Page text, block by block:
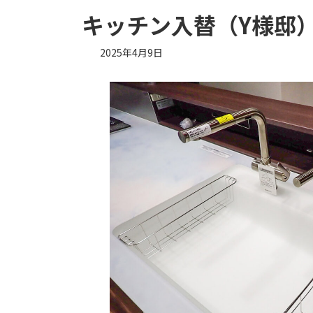
キッチン入替（Y様邸
2025年4月9日